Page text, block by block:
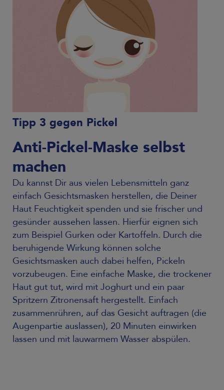
Tipp 3 gegen Pickel
Anti-Pickel-Maske selbst
machen
Du kannst Dir aus vielen Lebensmitteln ganz
einfach Gesichtsmasken herstellen, die Deiner
Haut Feuchtigkeit spenden und sie frischer und
gesünder aussehen lassen. Hierfür eignen sich
zum Beispiel Gurken oder Kartoffeln. Durch die
beruhigende Wirkung können solche
Gesichtsmasken auch dabei helfen, Pickeln
vorzubeugen. Eine einfache Maske, die trockener
Haut gut tut, wird mit Joghurt und ein paar
Spritzern Zitronensaft hergestellt. Einfach
zusammenrühren, auf das Gesicht auftragen (die
Augenpartie auslassen), 20 Minuten einwirken
lassen und mit lauwarmem Wasser abspülen.